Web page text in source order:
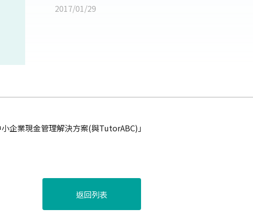
2017/01/29
企業現金管理解決方案(與TutorABC)」
返回列表